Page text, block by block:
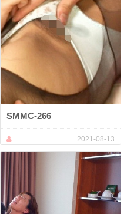
SMMC-266
2021-08-13